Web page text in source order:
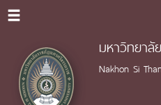
มหาวิทยาลั
Nakhon Si